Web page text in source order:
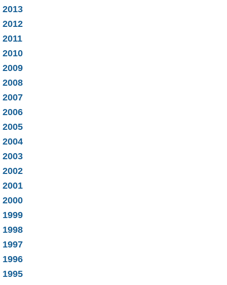
2013
2012
2011
2010
2009
2008
2007
2006
2005
2004
2003
2002
2001
2000
1999
1998
1997
1996
1995